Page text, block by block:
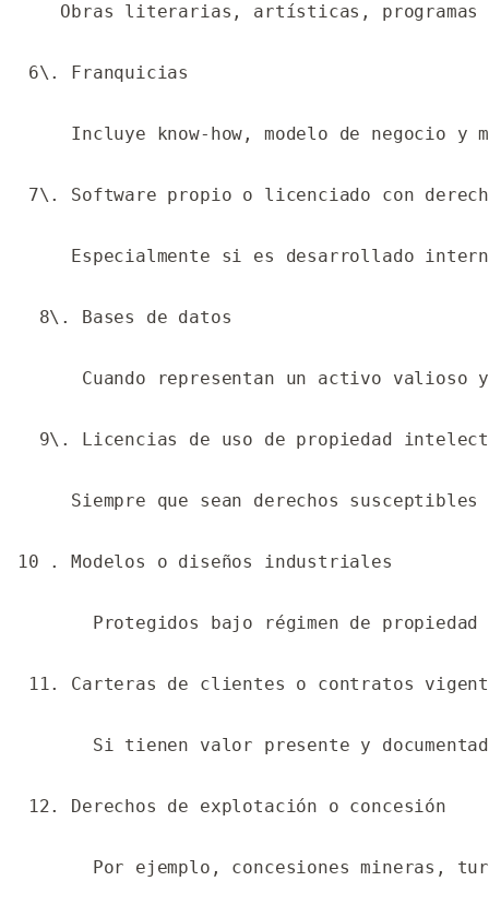
Obras literarias, artísticas,
6\. Franquicias
Incluye know-how, modelo de negocio y
7\. Software propio o licenciado con
Especialmente si es desarrollado
  8\. Bases de datos
Cuando representan un activo valioso
9\. Licencias de uso de propiedad
Siempre que sean derechos susceptibles
10 . Modelos o diseños industriales
Protegidos bajo régimen de propiedad
11. Carteras de clientes o contratos
Si tienen valor presente y
12. Derechos de explotación o concesión
Por ejemplo, concesiones mineras,